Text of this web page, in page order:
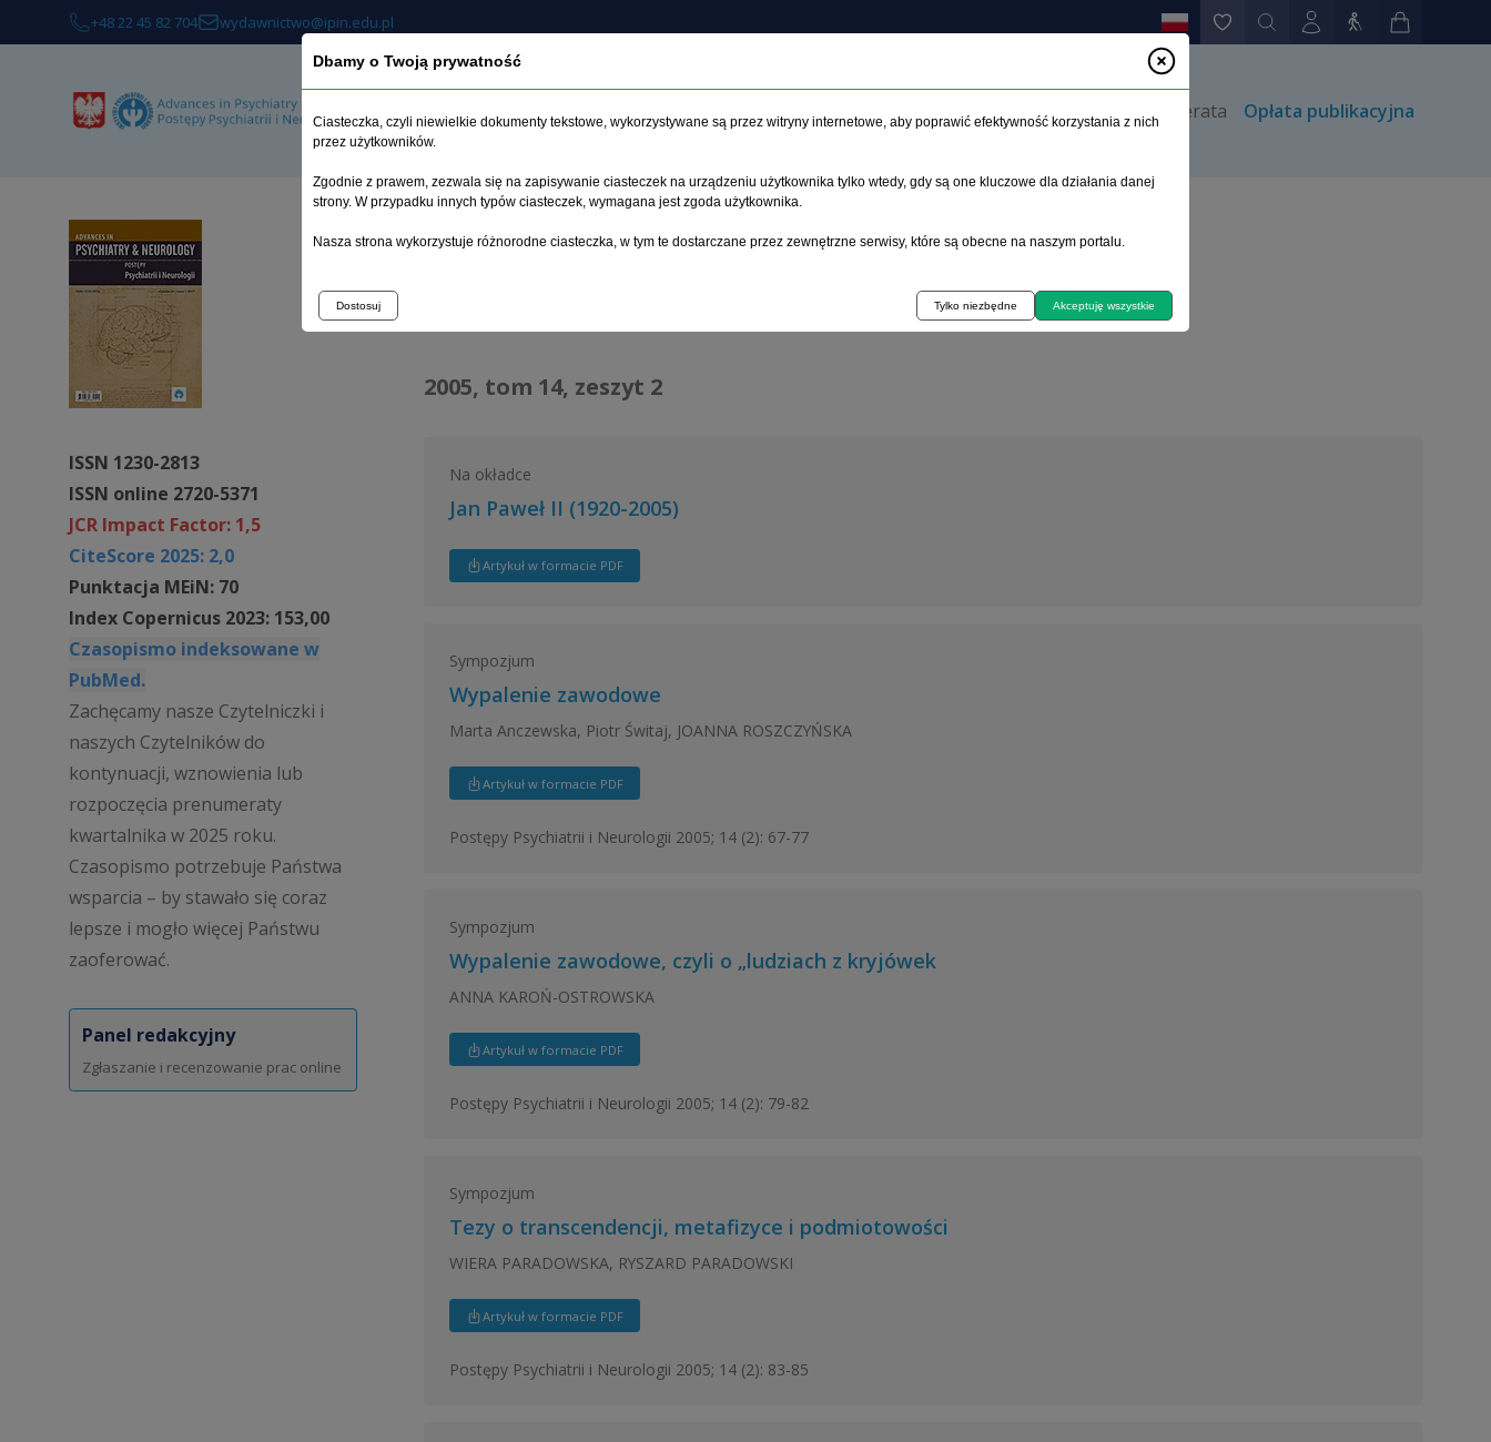
+48 22 45 82 704 wydawnictwo@ipin.edu.pl
O czasopiśmie Archiwum Etyka Instrukcja dla autorów Kontakt Prenumerata Opłata publikacyjna
ISSN 1230-2813
ISSN online 2720-5371
JCR Impact Factor: 1,5
CiteScore 2025: 2,0
Punktacja MEiN: 70
Index Copernicus 2023: 153,00
Czasopismo indeksowane w
PubMed.
Zachęcamy nasze Czytelniczki i
naszych Czytelników do
kontynuacji, wznowienia lub
rozpoczęcia prenumeraty
kwartalnika w 2025 roku.
Czasopismo potrzebuje Państwa
wsparcia – by stawało się coraz
lepsze i mogło więcej Państwu
zaoferować.
Panel redakcyjny
Zgłaszanie i recenzowanie prac online
Strona główna >Archiwum>zeszyt 2
2005, tom 14, zeszyt 2
Na okładce
Jan Paweł II (1920-2005)
Artykuł w formacie PDF
Sympozjum
Wypalenie zawodowe
Marta Anczewska, Piotr Świtaj, JOANNA ROSZCZYŃSKA
Artykuł w formacie PDF
Postępy Psychiatrii i Neurologii 2005; 14 (2): 67-77
Sympozjum
Wypalenie zawodowe, czyli o „ludziach z kryjówek
ANNA KAROŃ-OSTROWSKA
Artykuł w formacie PDF
Postępy Psychiatrii i Neurologii 2005; 14 (2): 79-82
Sympozjum
Tezy o transcendencji, metafizyce i podmiotowości
WIERA PARADOWSKA, RYSZARD PARADOWSKI
Artykuł w formacie PDF
Postępy Psychiatrii i Neurologii 2005; 14 (2): 83-85
Dbamy o Twoją prywatność
Ciasteczka, czyli niewielkie dokumenty tekstowe, wykorzystywane są przez witryny internetowe, aby poprawić efektywność korzystania z nich
przez użytkowników.
Zgodnie z prawem, zezwala się na zapisywanie ciasteczek na urządzeniu użytkownika tylko wtedy, gdy są one kluczowe dla działania danej
strony. W przypadku innych typów ciasteczek, wymagana jest zgoda użytkownika.
Nasza strona wykorzystuje różnorodne ciasteczka, w tym te dostarczane przez zewnętrzne serwisy, które są obecne na naszym portalu.
Dostosuj Tylko niezbędne Akceptuję wszystkie